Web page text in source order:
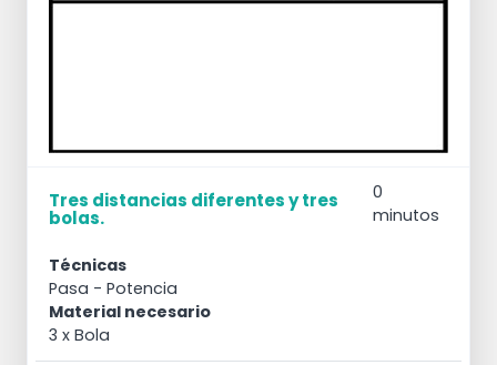
Tres distancias diferentes y tres
bolas.
0
minutos
Técnicas
Pasa - Potencia
Material necesario
3 x Bola